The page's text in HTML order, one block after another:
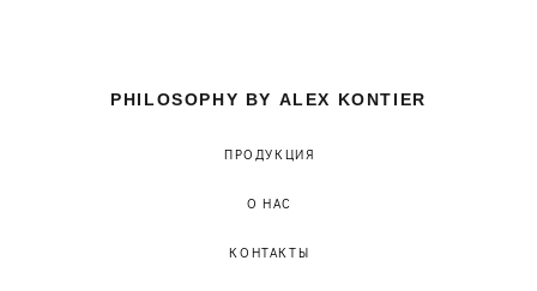
PHILOSOPHY BY ALEX KONTIER
ПРОДУКЦИЯ
О НАС
КОНТАКТЫ